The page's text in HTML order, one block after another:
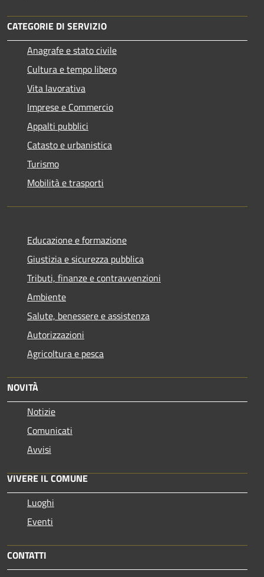
CATEGORIE DI SERVIZIO
Anagrafe e stato civile
Cultura e tempo libero
Vita lavorativa
Imprese e Commercio
Appalti pubblici
Catasto e urbanistica
Turismo
Mobilità e trasporti
Educazione e formazione
Giustizia e sicurezza pubblica
Tributi, finanze e contravvenzioni
Ambiente
Salute, benessere e assistenza
Autorizzazioni
Agricoltura e pesca
NOVITÀ
Notizie
Comunicati
Avvisi
VIVERE IL COMUNE
Luoghi
Eventi
CONTATTI